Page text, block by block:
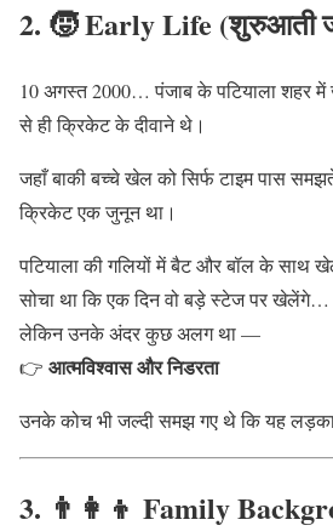
2. 🧒 Early Life (शुरुआती
10 अगस्त 2000… पंजाब के पटियाला शहर में
से ही क्रिकेट के दीवाने थे।
जहाँ बाकी बच्चे खेल को सिर्फ टाइम पास
क्रिकेट एक जुनून था।
पटियाला की गलियों में बैट और बॉल के साथ
सोचा था कि एक दिन वो बड़े स्टेज पर खेलेंगे…
लेकिन उनके अंदर कुछ अलग था —
👉 आत्मविश्वास और निडरता
उनके कोच भी जल्दी समझ गए थे कि यह लड़का
3. 👨‍👩‍👦 Family